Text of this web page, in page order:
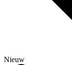
Nieuw